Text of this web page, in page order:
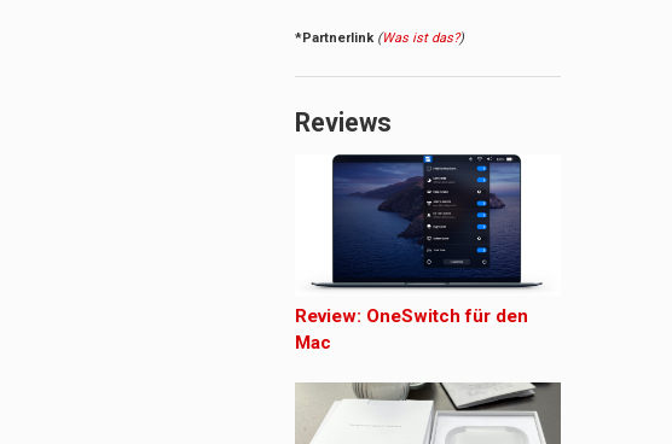
*Partnerlink (Was ist das?)
Reviews
Review: OneSwitch für den
Mac